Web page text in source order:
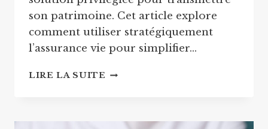
son patrimoine. Cet article explore
comment utiliser stratégiquement
l’assurance vie pour simplifier…
LIRE LA SUITE L’OPTIMISATION
GRÂCE